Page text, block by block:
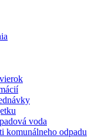
voda
komunálneho odpadu